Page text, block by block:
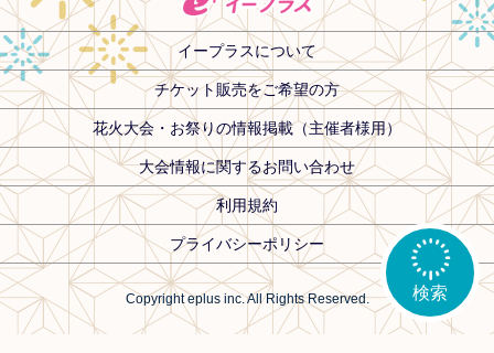
イープラスについて
チケット販売をご希望の方
花火大会・お祭りの情報掲載（主催者様用）
大会情報に関するお問い合わせ
利用規約
プライバシーポリシー
Copyright eplus inc. All Rights Reserved. 検索